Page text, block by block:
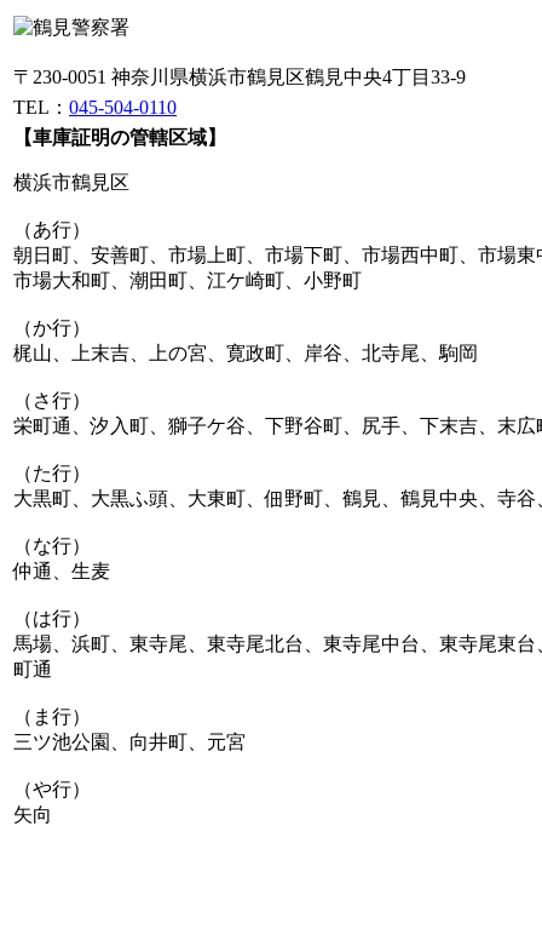
〒230-0051 神奈川県横浜市鶴見区鶴見中央4丁目33-9
TEL： 045-504-0110
【車庫証明の管轄区域】
横浜市鶴見区
（あ行）
朝日町、安善町、市場上町、市場下町、市場西中町、市場
市場大和町、潮田町、江ケ崎町、小野町
（か行）
梶山、上末吉、上の宮、寛政町、岸谷、北寺尾、駒岡
（さ行）
栄町通、汐入町、獅子ケ谷、下野谷町、尻手、下末吉、末
（た行）
大黒町、大黒ふ頭、大東町、佃野町、鶴見、鶴見中央、寺谷
（な行）
仲通、生麦
（は行）
馬場、浜町、東寺尾、東寺尾北台、東寺尾中台、東寺尾東
町通
（ま行）
三ツ池公園、向井町、元宮
（や行）
矢向